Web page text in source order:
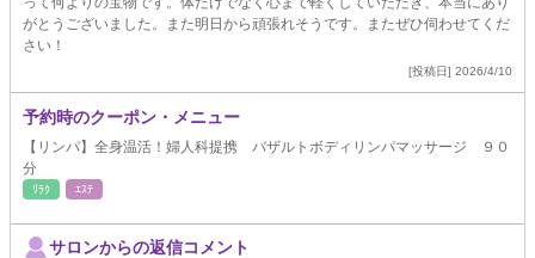
がとうございました。また明日から頑張れそうです。またぜひ伺わせてくだ
さい！
[投稿日] 2026/4/10
予約時のクーポン・メニュー
【リンパ】全身温活！婦人科提携 バザルトボディリンパマッサージ ９０
分
ﾘﾗｸ ｴｽﾃ
サロンからの返信コメント